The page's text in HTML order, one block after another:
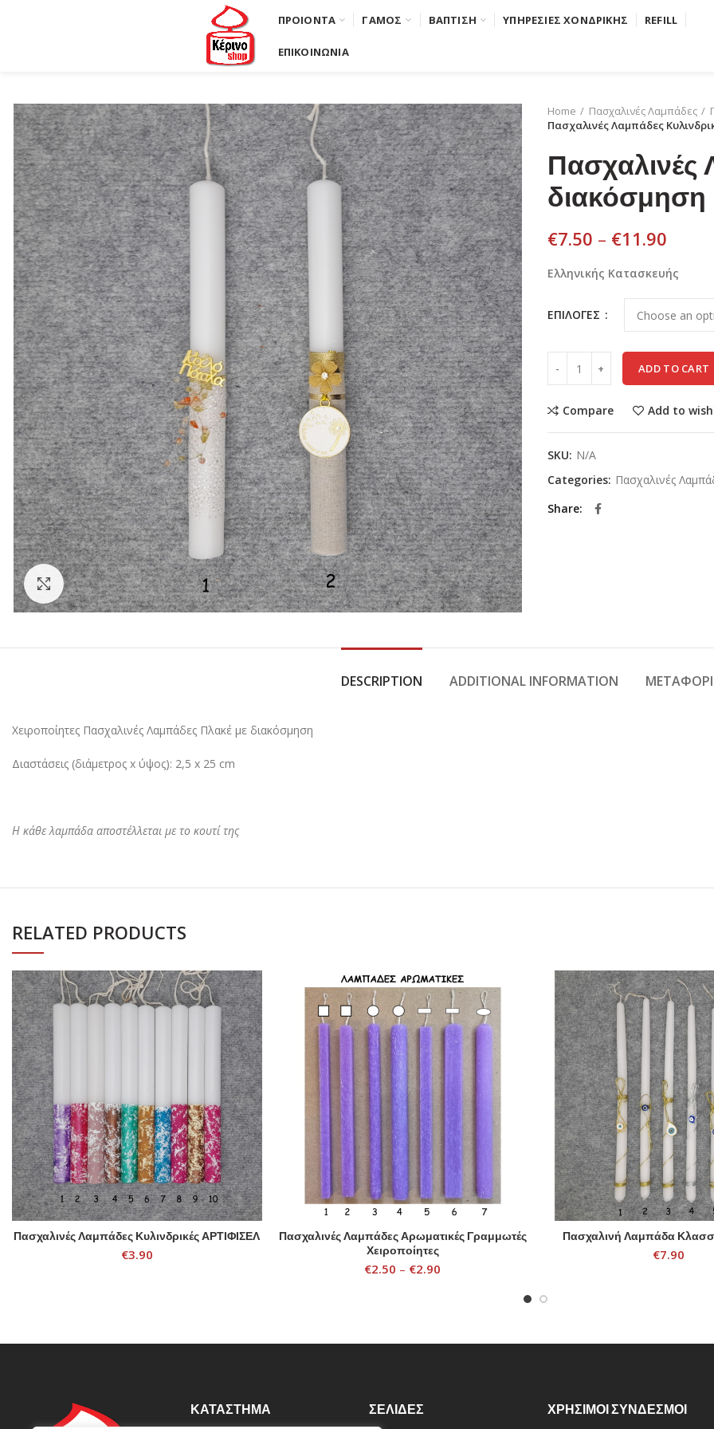
ΠΡΟΙΟΝΤΑ ΓΑΜΟΣ ΒΑΠΤΙΣΗ ΥΠΗΡΕΣΙΕΣ ΧΟΝΔΡΙΚΗΣ REFILL
ΕΠΙΚΟΙΝΩΝΙΑ
Click to enlarge
Home Πασχαλινές Λαμπάδες
Πασχαλινές Λαμπάδες
Πασχαλινές
διακόσμηση
€7.50 – €11.90
Ελληνικής Κατασκευής
ΕΠΙΛΟΓΕΣ
ADD TO CART
Compare Add to
SKU: N/A
Categories: Πασχαλινές
Share
DESCRIPTION ADDITIONAL INFORMATION
Χειροποίητες Πασχαλινές Λαμπάδες Πλακέ με διακόσμηση
Διαστάσεις (διάμετρος x ύψος): 2,5 x 25 cm
Η κάθε λαμπάδα αποστέλλεται με το κουτί της
RELATED PRODUCTS
SELECT OPTIONS
Πασχαλινές Λαμπάδες Κυλινδρικές ΑΡΤΙΦΙΣΕΛ
€3.90
SELECT OPTIONS
Πασχαλινές Λαμπάδες Αρωματικές Γραμμωτές
Χειροποίητες
€2.50 – €2.90
SELECT OPTIONS
Πασχαλινή Λαμπάδα
€7.90
ΚΑΤΆΣΤΗΜΑ ΣΕΛΙΔΕΣ ΧΡΗΣΙΜΟΙ ΣΥΝΔΕΣΜΟΙ